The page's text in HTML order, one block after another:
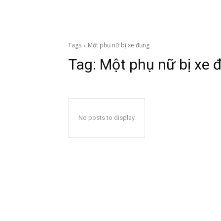
Tags Một phụ nữ bị xe đụng
Tag: Một phụ nữ bị xe
No posts to display